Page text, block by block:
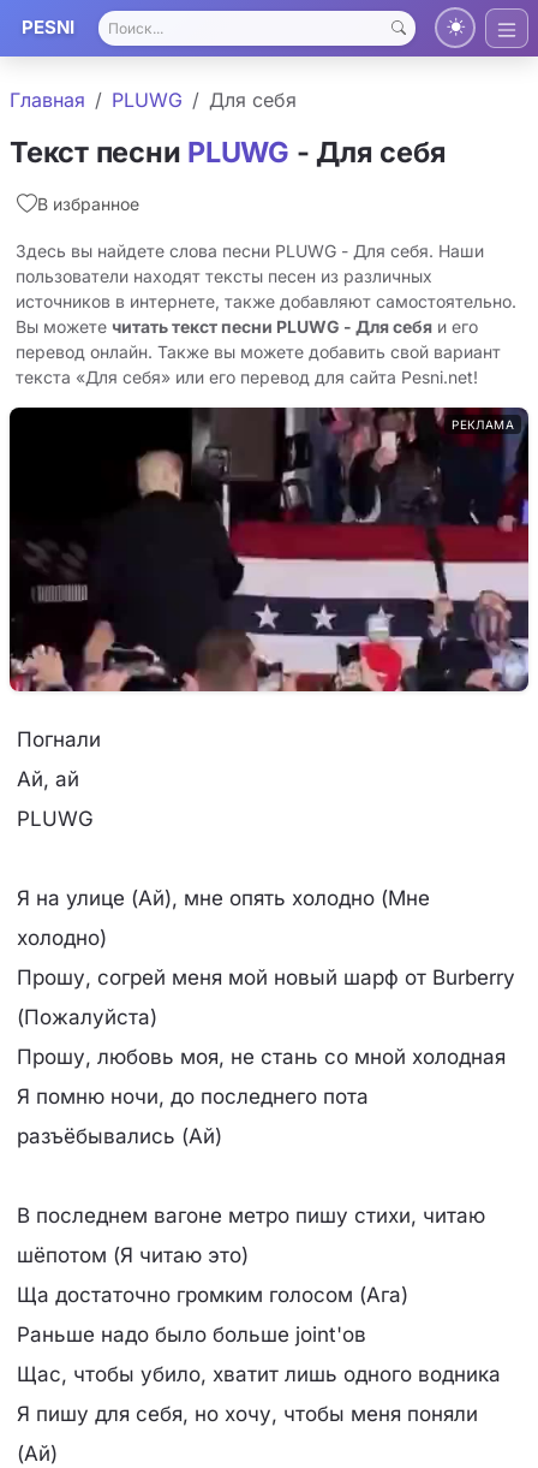
PESNI
Главная PLUWG Для себя
Текст песни PLUWG - Для себя
В избранное
Здесь вы найдете слова песни PLUWG - Для себя. Наши
пользователи находят тексты песен из различных
источников в интернете, также добавляют самостоятельно.
Вы можете читать текст песни PLUWG - Для себя и его
перевод онлайн. Также вы можете добавить свой вариант
текста «Для себя» или его перевод для сайта Pesni.net!
РЕКЛАМА
Погнали
Ай, ай
PLUWG
Я на улице (Ай), мне опять холодно (Мне
холодно)
Прошу, согрей меня мой новый шарф от Burberry
(Пожалуйста)
Прошу, любовь моя, не стань со мной холодная
Я помню ночи, до последнего пота
разъёбывались (Ай)
В последнем вагоне метро пишу стихи, читаю
шёпотом (Я читаю это)
Ща достаточно громким голосом (Ага)
Раньше надо было больше joint'ов
Щас, чтобы убило, хватит лишь одного водника
Я пишу для себя, но хочу, чтобы меня поняли
(Ай)